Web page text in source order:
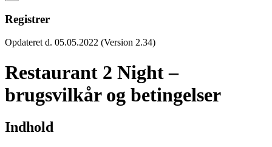
Registrer
Opdateret d. 05.05.2022 (Version 2.34)
Restaurant 2 Night –
brugsvilkår og betingelser
Indhold